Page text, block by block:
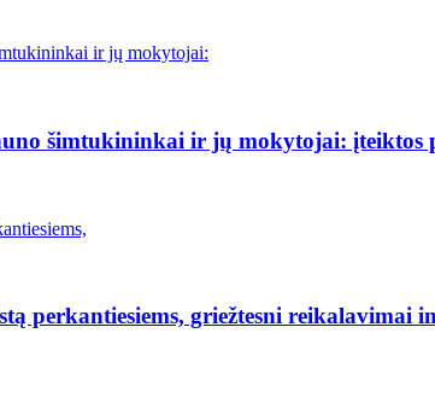
šimtukininkai ir jų mokytojai: įteiktos
perkantiesiems, griežtesni reikalavimai